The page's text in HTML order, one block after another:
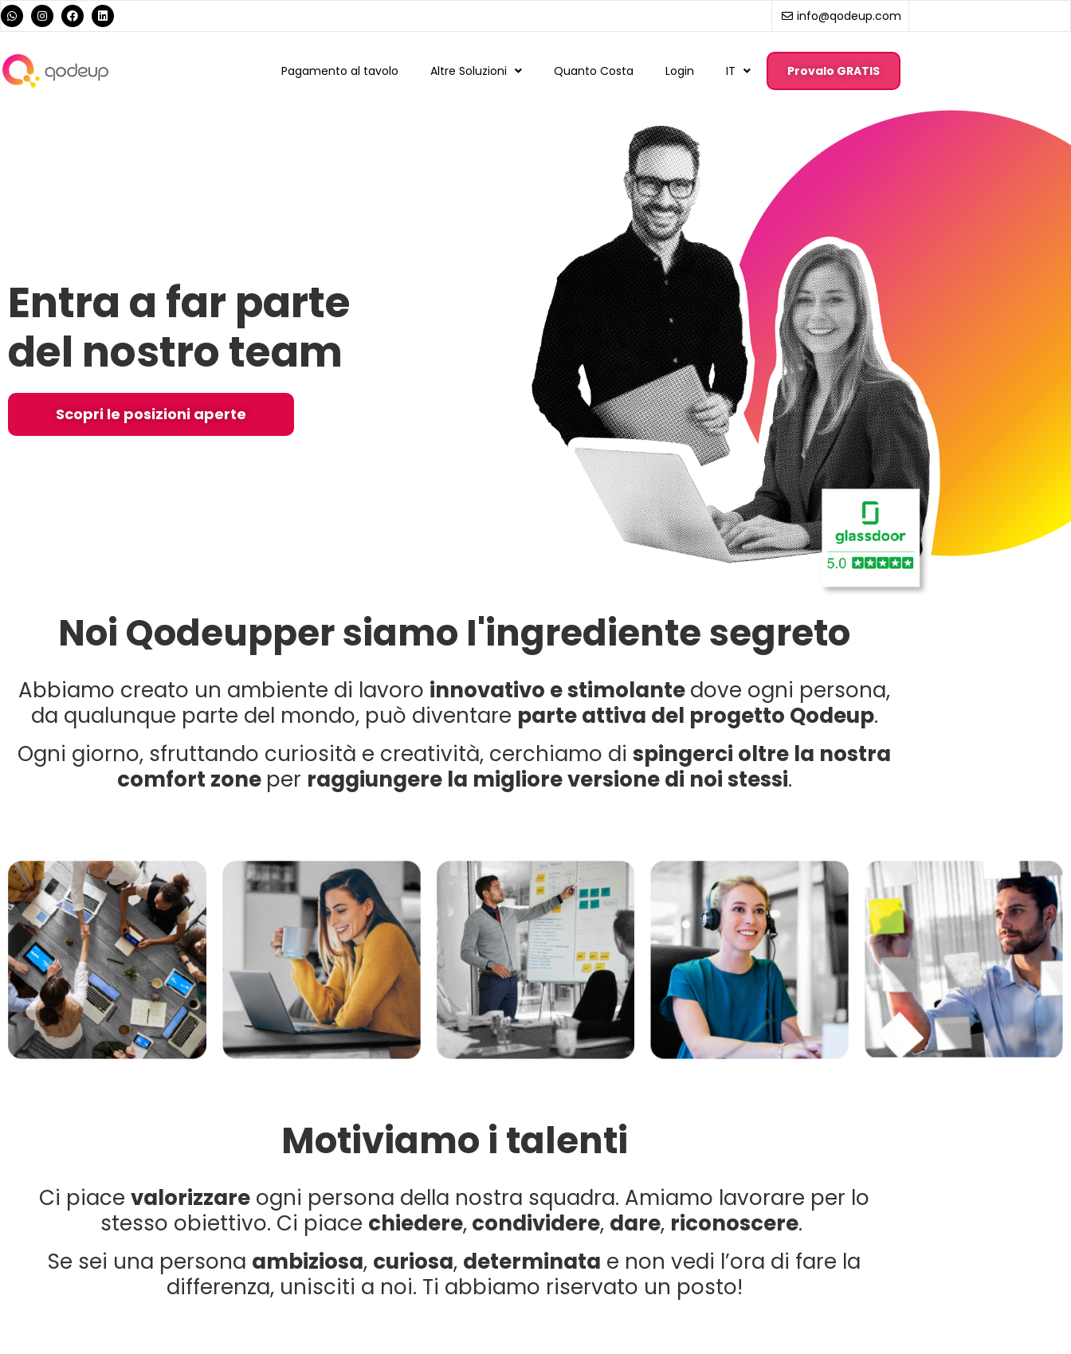
info@qodeup.com
Pagamento al tavolo Altre Soluzioni Quanto Costa Login IT Provalo GRATIS
Entra a far parte
del nostro team
Scopri le posizioni aperte
Noi Qodeupper siamo I'ingrediente segreto
Abbiamo creato un ambiente di lavoro innovativo e stimolantedove ogni persona,
da qualunque parte del mondo, può diventare parte attiva del progetto Qodeup.
Ogni giorno, sfruttando curiosità e creatività, cerchiamo di spingerci oltre la nostra
comfort zone per raggiungere la migliore versione di noi stessi.
Motiviamo i talenti
Ci piace valorizzare ogni persona della nostra squadra. Amiamo lavorare per lo
stesso obiettivo. Ci piace chiedere,condividere, dare, riconoscere.
Se sei una persona ambiziosa, curiosa, determinata e non vedi l’ora di fare la
differenza, unisciti a noi. Ti abbiamo riservato un posto!